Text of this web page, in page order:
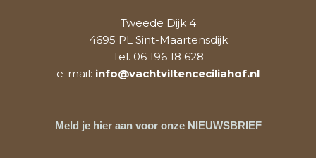
Tweede Dijk 4
4695 PL Sint-Maartensdijk
Tel. 06 196 18 628
e-mail: info@vachtviltenceciliahof.nl
Meld je hier aan voor onze NIEUWSBRIEF